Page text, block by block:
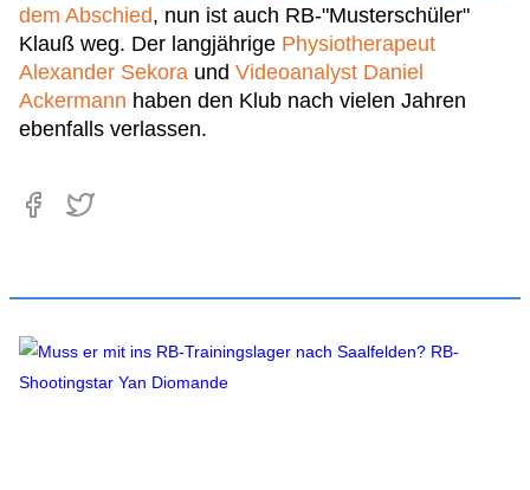
dem Abschied, nun ist auch RB-"Musterschüler"
Klauß weg. Der langjährige Physiotherapeut
Alexander Sekora und Videoanalyst Daniel
Ackermann haben den Klub nach vielen Jahren
ebenfalls verlassen.